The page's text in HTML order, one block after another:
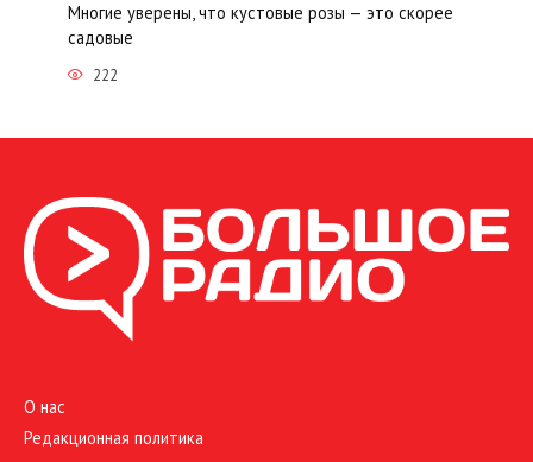
Многие уверены, что кустовые розы — это скорее
садовые
222
О нас
Редакционная политика